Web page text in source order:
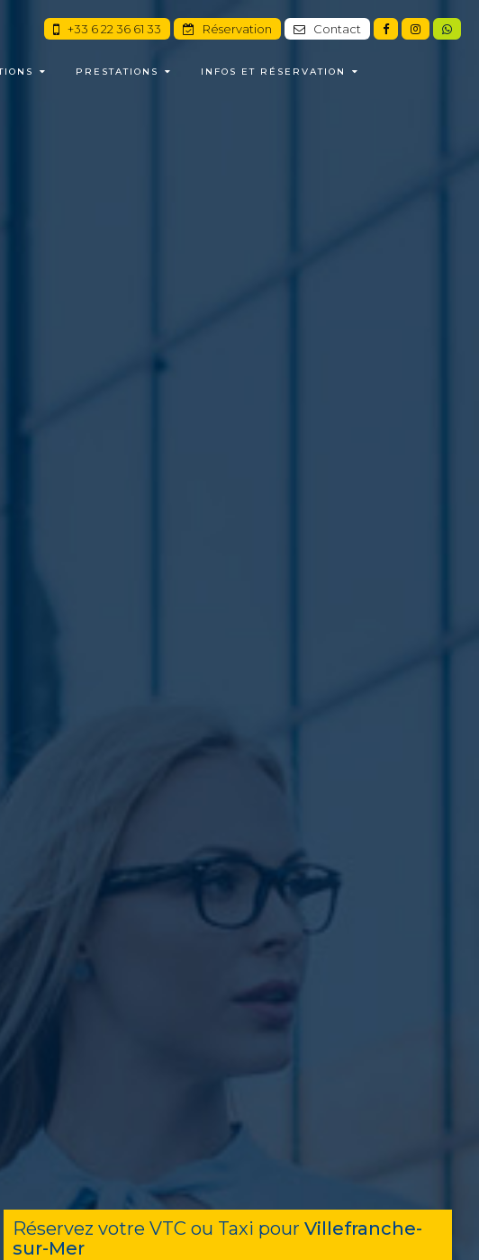
+33 6 22 36 61 33 Réservation Contact
PRESTATIONS INFOS ET RÉSERVATION
Réservez votre VTC ou Taxi pourVillefranche-
sur-Mer